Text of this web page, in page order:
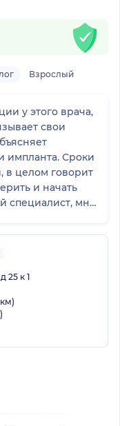
Взрослый
у этого врача,
свои
импланта. Сроки
в целом говорит
и начать
специалист, мне
25 к 1